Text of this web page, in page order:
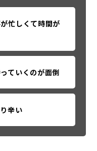
忙しくて時間が
ていくのが面倒
辛い